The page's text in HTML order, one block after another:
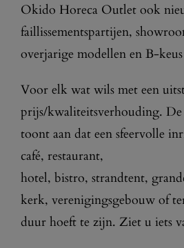
Okido Horeca Outlet ook
faillissementspartijen,
overjarige modellen en B-
Voor elk wat wils met een
prijs/kwaliteitsverhouding.
toont aan dat een sfeervolle
café, restaurant,
hotel, bistro, strandtent,
kerk, verenigingsgebouw of
duur hoeft te zijn. Ziet u iets